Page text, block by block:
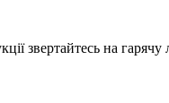
звертайтесь на гарячу